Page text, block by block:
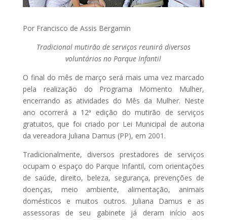
Por Francisco de Assis Bergamin
Tradicional mutirão de serviços reunirá diversos
voluntários no Parque Infantil
O final do mês de março será mais uma vez marcado
pela realização do Programa Momento Mulher,
encerrando as atividades do Mês da Mulher. Neste
ano ocorrerá a 12ª edição do mutirão de serviços
gratuitos, que foi criado por Lei Municipal de autoria
da vereadora Juliana Damus (PP), em 2001.
Tradicionalmente, diversos prestadores de serviços
ocupam o espaço do Parque Infantil, com orientações
de saúde, direito, beleza, segurança, prevenções de
doenças, meio ambiente, alimentação, animais
domésticos e muitos outros. Juliana Damus e as
assessoras de seu gabinete já deram início aos